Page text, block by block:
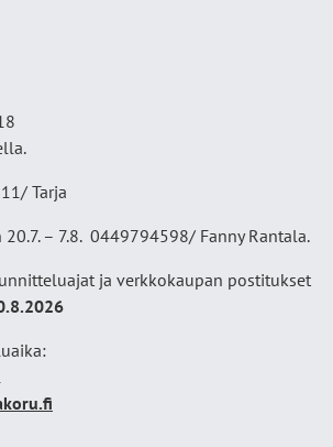
Tarja
20.7. – 7.8. 0449794598/ Fanny Rantala.
ja verkkokaupan postitukset